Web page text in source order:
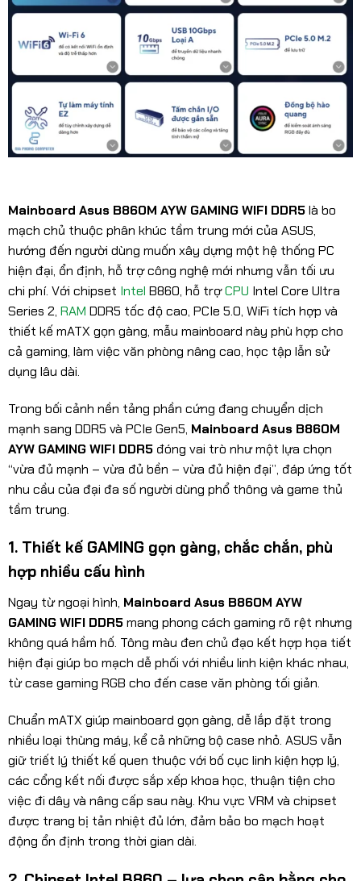
Mainboard Asus B860M AYW GAMING WIFI DDR5là bo
mạch chủ thuộc phân khúc tầm trung mới của ASUS,
hướng đến người dùng muốn xây dựng một hệ thống PC
hiện đại, ổn định, hỗ trợ công nghệ mới nhưng vẫn tối ưu
chi phí. Với chipset Intel B860, hỗ trợCPU Intel Core Ultra
Series 2, RAM DDR5 tốc độ cao, PCIe 5.0, WiFi tích hợp và
thiết kế mATX gọn gàng, mẫu mainboard này phù hợp cho
cả gaming, làm việc văn phòng nâng cao, học tập lẫn sử
dụng lâu dài.
Trong bối cảnh nền tảng phần cứng đang chuyển dịch
mạnh sang DDR5 và PCIe Gen5, Mainboard Asus B860M
AYW GAMING WIFI DDR5 đóng vai trò như một lựa chọn
“vừa đủ mạnh – vừa đủ bền – vừa đủ hiện đại”, đáp ứng tốt
nhu cầu của đại đa số người dùng phổ thông và game thủ
tầm trung.
1. Thiết kế GAMING gọn gàng, chắc chắn, phù
hợp nhiều cấu hình
Ngay từ ngoại hình, Mainboard Asus B860M AYW
GAMING WIFI DDR5mang phong cách gaming rõ rệt nhưng
không quá hầm hố. Tông màu đen chủ đạo kết hợp họa tiết
hiện đại giúp bo mạch dễ phối với nhiều linh kiện khác nhau,
từ case gaming RGB cho đến case văn phòng tối giản.
Chuẩn mATX giúp mainboard gọn gàng, dễ lắp đặt trong
nhiều loại thùng máy, kể cả những bộ case nhỏ. ASUS vẫn
giữ triết lý thiết kế quen thuộc với bố cục linh kiện hợp lý,
các cổng kết nối được sắp xếp khoa học, thuận tiện cho
việc đi dây và nâng cấp sau này. Khu vực VRM và chipset
được trang bị tản nhiệt đủ lớn, đảm bảo bo mạch hoạt
động ổn định trong thời gian dài.